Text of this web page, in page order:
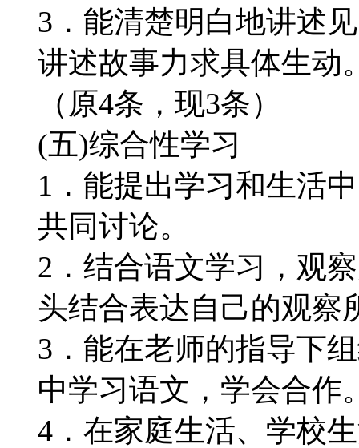
3．能清楚明白地讲述
讲述故事力求具体生动
（原4条，现3条）
(五)综合性学习
1．能提出学习和生活
共同讨论。
2．结合语文学习，观
头结合表达自己的观察
3．能在老师的指导下
中学习语文，学会合作
4．在家庭生活、学校